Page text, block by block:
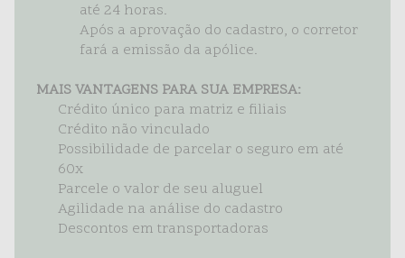
até 24 horas.
Após a aprovação do cadastro, o corretor
fará a emissão da apólice.
MAIS VANTAGENS PARA SUA EMPRESA:
Crédito único para matriz e filiais
Crédito não vinculado
Possibilidade de parcelar o seguro em até
60x
Parcele o valor de seu aluguel
Agilidade na análise do cadastro
Descontos em transportadoras